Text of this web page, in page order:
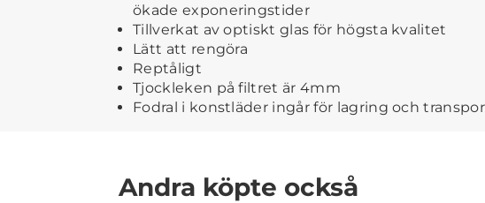
ökade exponeringstider
Tillverkat av optiskt glas för högsta kvalitet
Lätt att rengöra
Reptåligt
Tjockleken på filtret är 4mm
Fodral i konstläder ingår för lagring och
Andra köpte också